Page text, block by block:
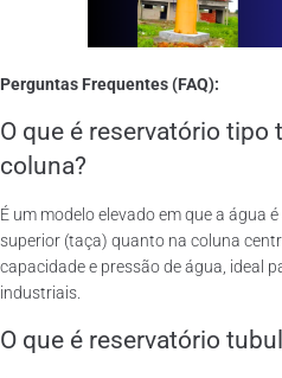
Perguntas Frequentes (FAQ):
O que é reservatório tipo
coluna?
É um modelo elevado em que a água
superior (taça) quanto na coluna
capacidade e pressão de água, ideal
industriais.
O que é reservatório